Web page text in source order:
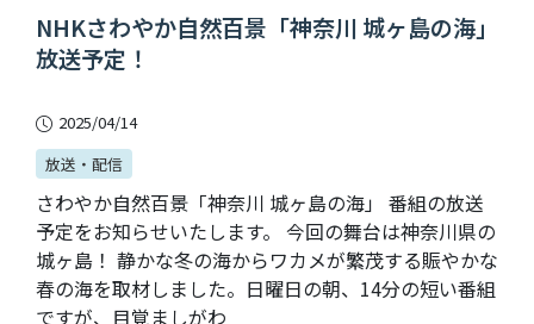
NHKさわやか自然百景「神奈川 城ヶ島の海」
放送予定！
2025/04/14
放送・配信
さわやか自然百景「神奈川 城ヶ島の海」 番組の放送
予定をお知らせいたします。 今回の舞台は神奈川県の
城ヶ島！ 静かな冬の海からワカメが繁茂する賑やかな
春の海を取材しました。日曜日の朝、14分の短い番組
ですが、目覚ましがわ